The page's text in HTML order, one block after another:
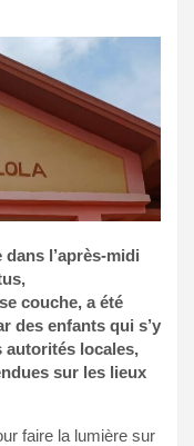
l’après-midi
couche, a été
des enfants qui s’y
autorités locales,
sur les lieux
faire la lumière sur